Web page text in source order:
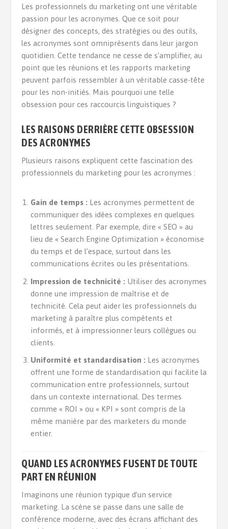
Les professionnels du marketing ont une véritable
passion pour les acronymes. Que ce soit pour
désigner des concepts, des stratégies ou des outils,
les acronymes sont omniprésents dans leur jargon
quotidien. Cette tendance ne cesse de s’amplifier, au
point que les réunions et les rapports marketing
peuvent parfois ressembler à un véritable casse-tête
pour les non-initiés. Mais pourquoi une telle
obsession pour ces raccourcis linguistiques ?
LES RAISONS DERRIÈRE CETTE OBSESSION
DES ACRONYMES
Plusieurs raisons expliquent cette fascination des
professionnels du marketing pour les acronymes :
Gain de temps :Les acronymes permettent de
communiquer des idées complexes en quelques
lettres seulement. Par exemple, dire « SEO » au
lieu de « Search Engine Optimization » économise
du temps et de l’espace, surtout dans les
communications écrites ou les présentations.
Impression de technicité :Utiliser des acronymes
donne une impression de maîtrise et de
technicité. Cela peut aider les professionnels du
marketing à paraître plus compétents et
informés, et à impressionner leurs collègues ou
clients.
Uniformité et standardisation :Les acronymes
offrent une forme de standardisation qui facilite la
communication entre professionnels, surtout
dans un contexte international. Des termes
comme « ROI » ou « KPI » sont compris de la
même manière par des marketers du monde
entier.
QUAND LES ACRONYMES FUSENT DE TOUTE
PART EN RÉUNION
Imaginons une réunion typique d’un service
marketing. La scène se passe dans une salle de
conférence moderne, avec des écrans affichant des